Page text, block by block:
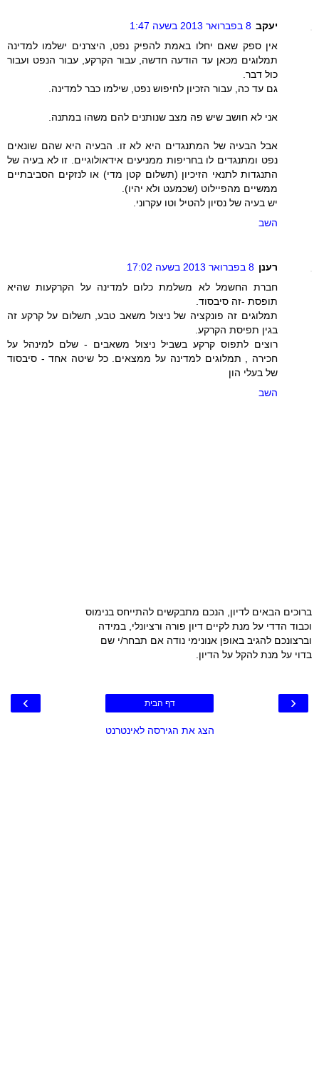
יעקב 8 בפברואר 2013 בשעה 1:47
אין ספק שאם יחלו באמת להפיק נפט, היצרנים ישלמו למדינה
תמלוגים מכאן עד הודעה חדשה, עבור הקרקע, עבור הנפט ועבור
כול דבר.
גם עד כה, עבור הזכיון לחיפוש נפט, שילמו כבר למדינה.
אני לא חושב שיש פה מצב שנותנים להם משהו במתנה.
אבל הבעיה של המתנגדים היא לא זו. הבעיה היא שהם שונאים
נפט ומתנגדים לו בחריפות ממניעים אידאולוגיים. זו לא בעיה של
התנגדות לתנאי הזיכיון (תשלום קטן מדי) או לנזקים הסביבתיים
ממשיים מהפיילוט (שכמעט ולא יהיו).
יש בעיה של נסיון להטיל וטו עקרוני.
השב
רענן 8 בפברואר 2013 בשעה 17:02
חברת החשמל לא משלמת כלום למדינה על הקרקעות שהיא
תופסת -זה סיבסוד.
תמלוגים זה פונקציה של ניצול משאב טבע, תשלום על קרקע זה
בגין תפיסת הקרקע.
רוצים לתפוס קרקע בשביל ניצול משאבים - שלם למינהל על
חכירה , תמלוגים למדינה על ממצאים. כל שיטה אחד - סיבסוד
של בעלי הון
השב
ברוכים הבאים לדיון, הנכם מתבקשים להתייחס בנימוס
וכבוד הדדי על מנת לקיים דיון פורה ורציונלי, במידה
וברצונכם להגיב באופן אנונימי נודה אם תבחר/י שם
בדוי על מנת להקל על הדיון.
‹
› דף הבית
הצג את הגירסה לאינטרנט